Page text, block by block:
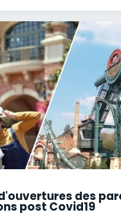
des
post Covid19